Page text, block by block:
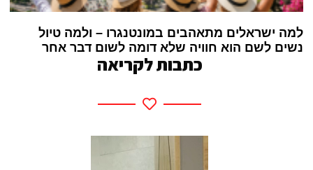
למה ישראלים מתאהבים במונטנגרו – ולמה טיול
נשים לשם הוא חוויה שלא דומה לשום דבר אחר
כתבות לקריאה